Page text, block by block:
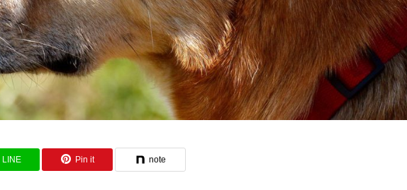
LINE Pin it note